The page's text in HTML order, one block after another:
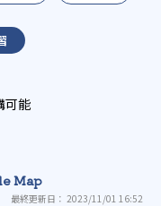
可能
Map
最終更新日： 2023/11/01 16:52